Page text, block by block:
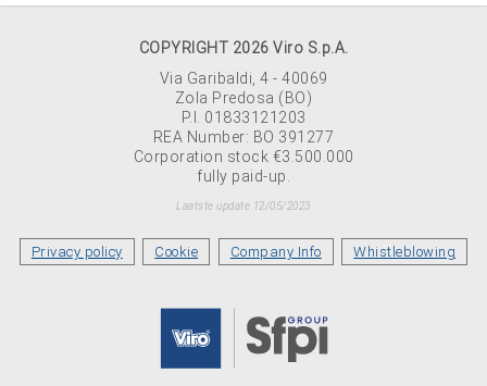
COPYRIGHT 2026 Viro S.p.A.
Via Garibaldi, 4 - 40069
Zola Predosa (BO)
P.I. 01833121203
REA Number: BO 391277
Corporation stock €3.500.000
fully paid-up.
Laatste update 12/05/2023
Privacy policy Cookie Company Info Whistleblowing